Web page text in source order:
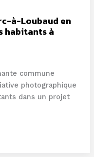
à-Loubaud en
habitants à
commune
photographique
dans un projet